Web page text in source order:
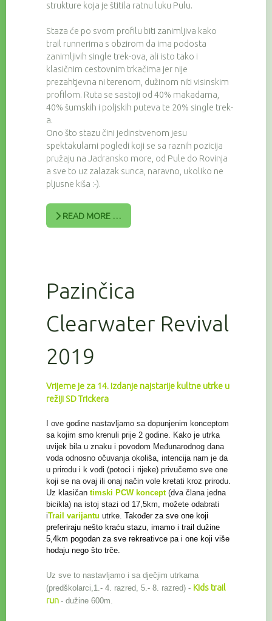
strukture koja je štitila ratnu luku Pulu.
Staza će po svom profilu biti zanimljiva kako
trail runnerima s obzirom da ima podosta
zanimljivih single trek-ova, ali isto tako i
klasičnim cestovnim trkačima jer nije
prezahtjevna ni terenom, dužinom niti visinskim
profilom. Ruta se sastoji od 40% makadama,
40% šumskih i poljskih puteva te 20% single trek-
a.
Ono što stazu čini jedinstvenom jesu
spektakularni pogledi koji se sa raznih pozicija
pružaju na Jadransko more, od Pule do Rovinja
a sve to uz zalazak sunca, naravno, ukoliko ne
pljusne kiša :-).
READ MORE …
Pazinčica
Clearwater Revival
2019
Vrijeme je za 14. izdanje najstarije kultne utrke u
režiji SD Trickera
I ove godine nastavljamo sa dopunjenim konceptom
sa kojim smo krenuli prije 2 godine. Kako je utrka
uvijek bila u znaku i povodom Međunarodnog dana
voda odnosno očuvanja okoliša, intencija nam je da
u prirodu i k vodi (potoci i rijeke) privučemo sve one
koji se na ovaj ili onaj način vole kretati kroz prirodu.
Uz klasičan timski PCW koncept(dva člana jedna
bicikla) na istoj stazi od 17,5km, možete odabrati
iTrail varijantu utrke. Također za sve one koji
preferiraju nešto kraću stazu, imamo i trail dužine
5,4km pogodan za sve rekreativce pa i one koji više
hodaju nego što trče.
Uz sve to nastavljamo i sa dječjim utrkama
(predškolarci,1.- 4. razred, 5.- 8. razred) - Kids trail
run - dužine 600m.